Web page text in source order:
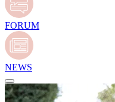
FORUM
NEWS